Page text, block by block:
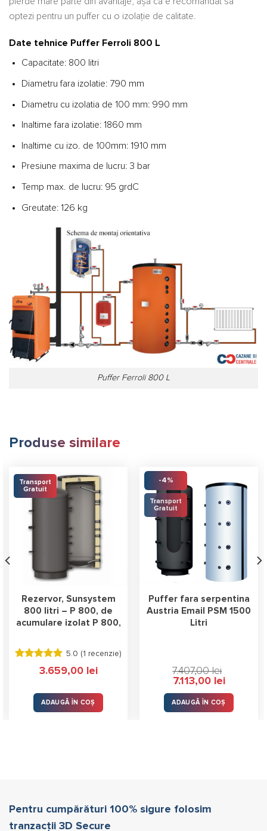
optezi pentru un puffer cu o izolaţie de calitate.
Date tehnice Puffer Ferroli 800 L
Capacitate: 800 litri
Diametru fara izolatie: 790 mm
Diametru cu izolatia de 100 mm: 990 mm
Inaltime fara izolatie: 1860 mm
Inaltime cu izo. de 100mm: 1910 mm
Presiune maxima de lucru: 3 bar
Temp max. de lucru: 95 grdC
Greutate: 126 kg
Puffer Ferroli 800 L
Produse similare
Transport
Gratuit
Rezervor, Sunsystem
800 litri – P 800, de
acumulare izolat P 800,
Evaluat la
stele
5.0 (1 recenzie)
3.659,00 lei
ADAUGĂ ÎN COȘ
-4%
Transport
Gratuit
Puffer fara serpentina
Austria Email PSM 1500
Litri
7.407,00lei
Prețul
inițial
a
fost:
7.113,00 leiPrețul
curent
este:
7.113,00 lei.
ADAUGĂ ÎN COȘ
Pentru cumpărături 100% sigure folosim
tranzacții 3D Secure